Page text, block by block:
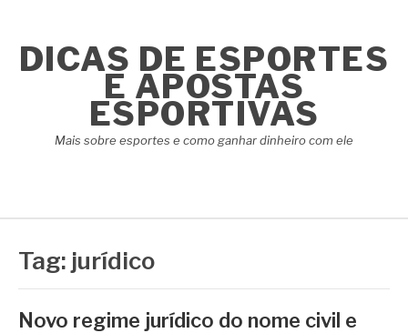
conteúdo
DICAS DE ESPORTES
E APOSTAS
ESPORTIVAS
Mais sobre esportes e como ganhar dinheiro com ele
Tag: jurídico
Novo regime jurídico do nome civil e